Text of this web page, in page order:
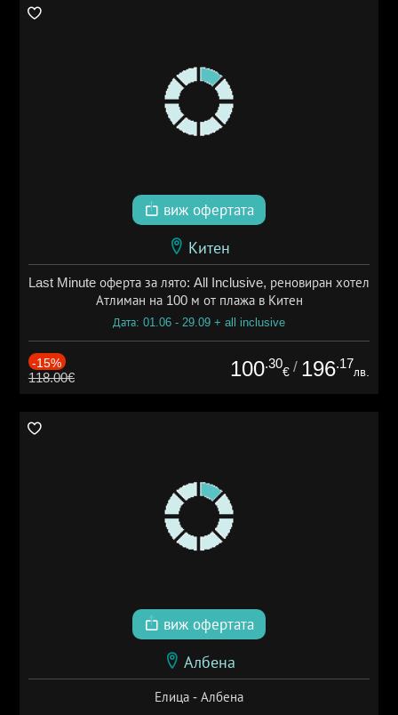
виж офертата
Китен
Last Minute оферта за лято: All Inclusive, реновиран хотел
Атлиман на 100 м от плажа в Китен
Дата: 01.06 - 29.09 + all inclusive
-15%
118.00€ 100.30
€ / 196.17
лв.
виж офертата
Албена
Елица - Албена